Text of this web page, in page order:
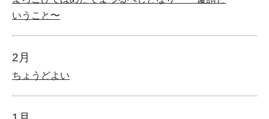
いうこと〜
2月
ちょうどよい